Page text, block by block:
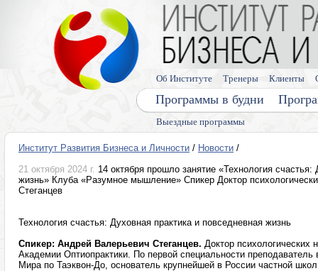
Выездные программы
Программы в будни
Об Институте Тренеры Клиенты
Институт Развития Бизнеса и Личности / Новости /
21 октября 2024 г. 14 октября прошло занятие «Технология
жизнь» Клуба «Разумное мышление» Спикер Доктор
Стеганцев
Технология счастья: Духовная практика и повседневная жизнь
Спикер: Андрей Валерьевич Стеганцев. Доктор психологических
Академии Оптиопрактики. По первой специальности
Мира по Таэквон-До, основатель крупнейшей в России частной